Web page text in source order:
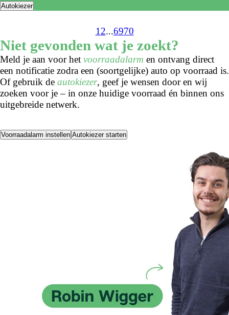
Autokiezer
1 2...6970
Niet gevonden wat je zoekt?
Meld je aan voor het voorraadalarm en ontvang direct
een notificatie zodra een (soortgelijke) auto op voorraad is.
Of gebruik de autokiezer, geef je wensen door en wij
zoeken voor je – in onze huidige voorraad én binnen ons
uitgebreide netwerk.
Voorraadalarm instellen Autokiezer starten